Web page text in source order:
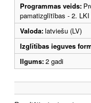
Programmas veids:
pamatizglītības - 2. LKI
Valoda:latviešu (LV)
Izglītības ieguves
Ilgums:2 gadi